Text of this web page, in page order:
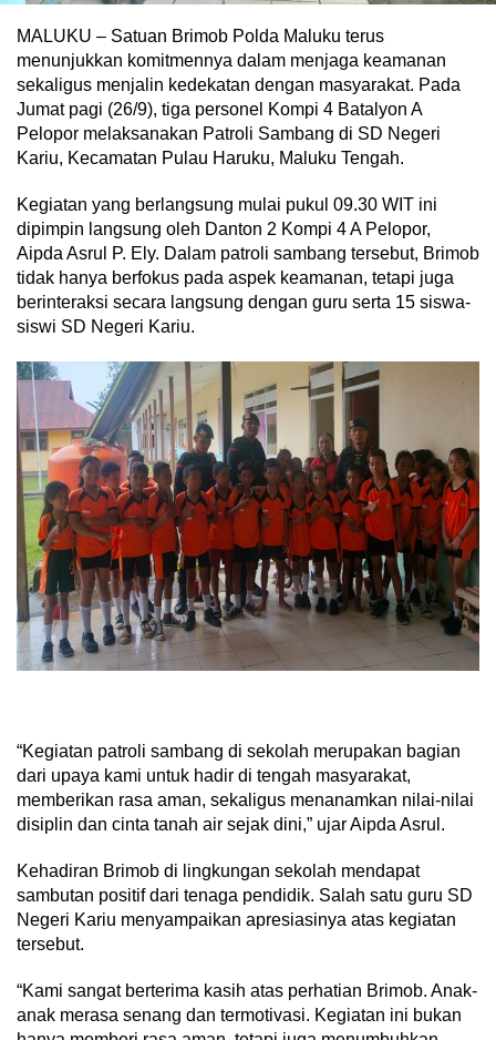
MALUKU – Satuan Brimob Polda Maluku terus
menunjukkan komitmennya dalam menjaga keamanan
sekaligus menjalin kedekatan dengan masyarakat. Pada
Jumat pagi (26/9), tiga personel Kompi 4 Batalyon A
Pelopor melaksanakan Patroli Sambang di SD Negeri
Kariu, Kecamatan Pulau Haruku, Maluku Tengah.
Kegiatan yang berlangsung mulai pukul 09.30 WIT ini
dipimpin langsung oleh Danton 2 Kompi 4 A Pelopor,
Aipda Asrul P. Ely. Dalam patroli sambang tersebut, Brimob
tidak hanya berfokus pada aspek keamanan, tetapi juga
berinteraksi secara langsung dengan guru serta 15 siswa-
siswi SD Negeri Kariu.
“Kegiatan patroli sambang di sekolah merupakan bagian
dari upaya kami untuk hadir di tengah masyarakat,
memberikan rasa aman, sekaligus menanamkan nilai-nilai
disiplin dan cinta tanah air sejak dini,” ujar Aipda Asrul.
Kehadiran Brimob di lingkungan sekolah mendapat
sambutan positif dari tenaga pendidik. Salah satu guru SD
Negeri Kariu menyampaikan apresiasinya atas kegiatan
tersebut.
“Kami sangat berterima kasih atas perhatian Brimob. Anak-
anak merasa senang dan termotivasi. Kegiatan ini bukan